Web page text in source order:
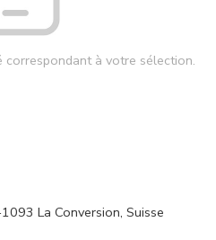
à votre sélection.
La Conversion, Suisse